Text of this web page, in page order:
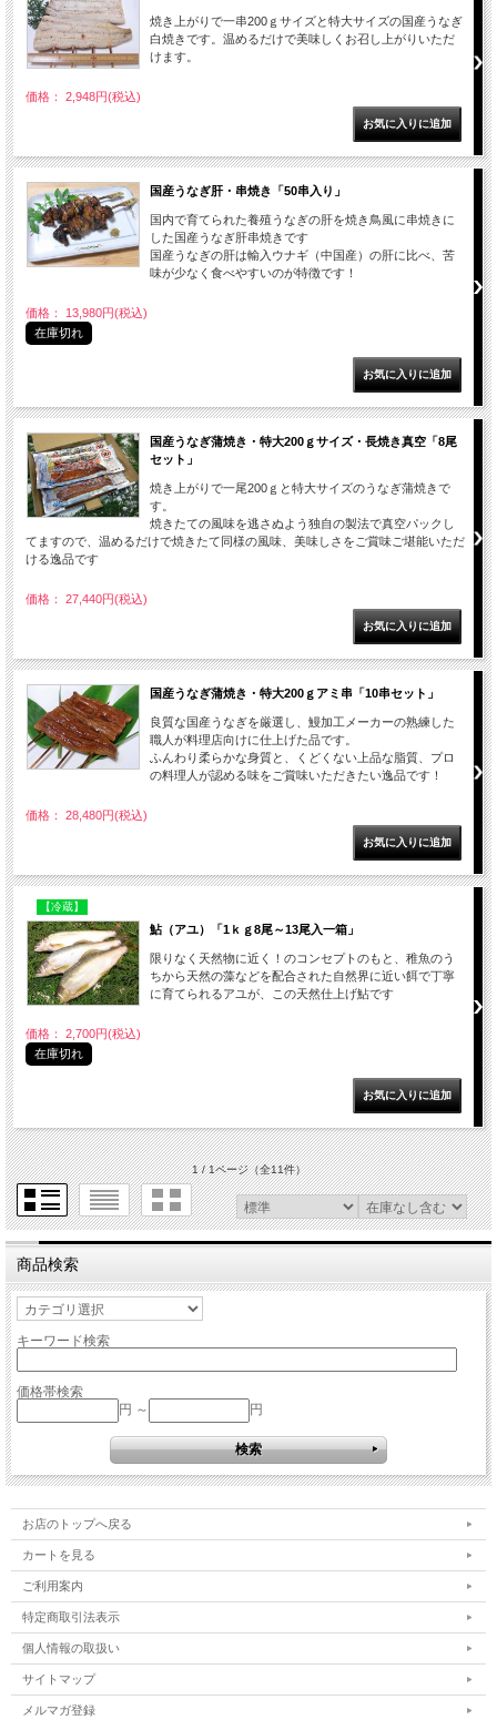
焼き上がりで一串200ｇサイズと特大サイズの国産うなぎ
白焼きです。温めるだけで美味しくお召し上がりいただ
けます。
価格： 2,948円(税込)
国産うなぎ肝・串焼き「50串入り」
国内で育てられた養殖うなぎの肝を焼き鳥風に串焼きに
した国産うなぎ肝串焼きです
国産うなぎの肝は輸入ウナギ（中国産）の肝に比べ、苦
味が少なく食べやすいのが特徴です！
価格： 13,980円(税込)
在庫切れ
国産うなぎ蒲焼き・特大200ｇサイズ・長焼き真空「8尾
セット」
焼き上がりで一尾200ｇと特大サイズのうなぎ蒲焼きで
す。
焼きたての風味を逃さぬよう独自の製法で真空パックし
てますので、温めるだけで焼きたて同様の風味、美味しさをご賞味ご堪能いただ
ける逸品です
価格： 27,440円(税込)
国産うなぎ蒲焼き・特大200ｇアミ串「10串セット」
良質な国産うなぎを厳選し、鰻加工メーカーの熟練した
職人が料理店向けに仕上げた品です。
ふんわり柔らかな身質と、くどくない上品な脂質、プロ
の料理人が認める味をご賞味いただきたい逸品です！
価格： 28,480円(税込)
【冷蔵】
鮎（アユ）「1ｋｇ8尾～13尾入一箱」
限りなく天然物に近く！のコンセプトのもと、稚魚のう
ちから天然の藻などを配合された自然界に近い餌で丁寧
に育てられるアユが、この天然仕上げ鮎です
価格： 2,700円(税込)
在庫切れ
1 / 1ページ（全11件）
商品検索
キーワード検索
価格帯検索
円 ～
円
お店のトップへ戻る
カートを見る
ご利用案内
特定商取引法表示
個人情報の取扱い
サイトマップ
メルマガ登録